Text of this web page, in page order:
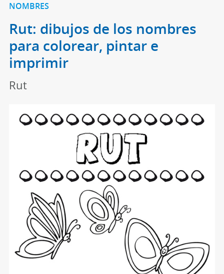
NOMBRES
Rut: dibujos de los nombres
para colorear, pintar e
imprimir
Rut